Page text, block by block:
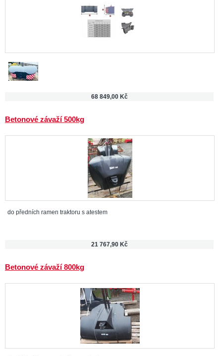
68 849,00 Kč
Betonové závaží 500kg
do předních ramen traktoru s atestem
21 767,90 Kč
Betonové závaží 800kg